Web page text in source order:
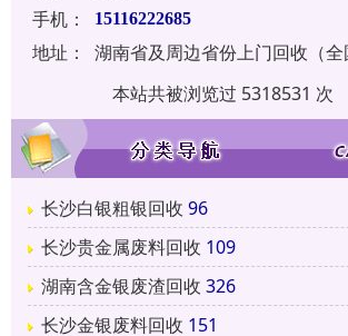
手机：
15116222685
地址：
湖南省及周边省份上门回收（全
本站共被浏览过 5318531 次
长沙白银粗银回收 96
长沙贵金属废料回收 109
湖南含金银废渣回收 326
长沙金银废料回收 151